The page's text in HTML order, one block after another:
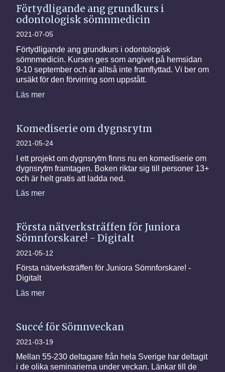
Förtydligande ang grundkurs i
odontologisk sömnmedicin
2021-07-05
Förtydligande ang grundkurs i odontologisk
sömnmedicin. Kursen ges som angivet på hemsidan
9-10 september och är alltså inte framflyttad. Vi ber om
ursäkt för den förvirring som uppstått.
Läs mer
Komediserie om dygnsrytm
2021-05-24
I ett projekt om dygnsrytm finns nu en komediserie om
dygnsrytm framtagen. Boken riktar sig till personer 13+
och är helt gratis att ladda ned.
Läs mer
Första nätverksträffen för Juniora
Sömnforskare! - Digitalt
2021-05-12
Första nätverksträffen för Juniora Sömnforskare! -
Digitalt
Läs mer
Succé för Sömnveckan
2021-03-19
Mellan 55-230 deltagare från hela Sverige har deltagit
i de olika seminarierna under veckan. Länkar till de